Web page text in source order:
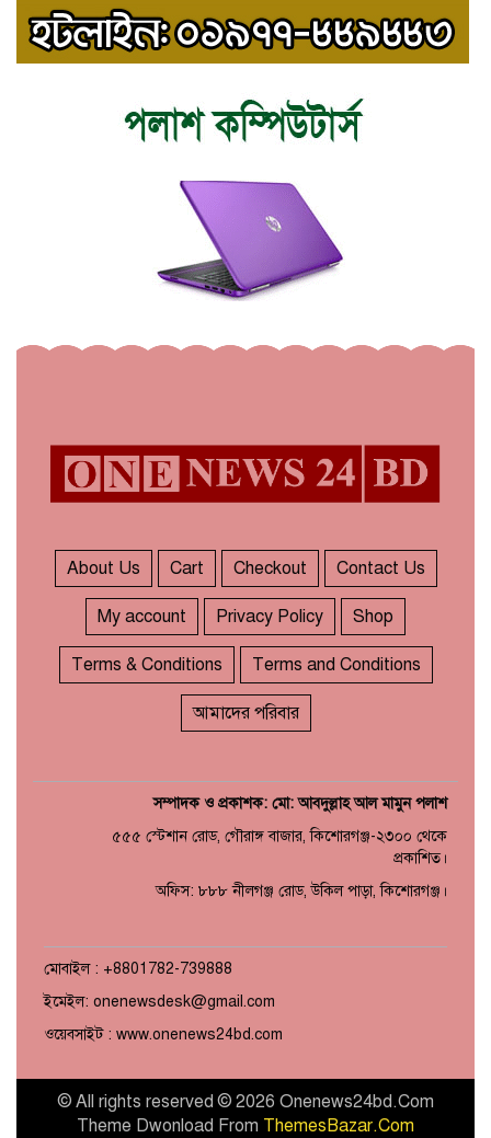
About Us Cart Checkout Contact Us
My account Privacy Policy Shop
Terms & Conditions Terms and Conditions
আমাদের পরিবার
সম্পাদক ও প্রকাশক: মো: আবদুল্লাহ আল মামুন পলাশ
৫৫৫ স্টেশান রোড, গৌরাঙ্গ বাজার, কিশোরগঞ্জ-২৩০০ থেকে
প্রকাশিত।
অফিস: ৮৮৮ নীলগঞ্জ রোড, উকিল পাড়া, কিশোরগঞ্জ।
মোবাইল : +8801782-739888
ইমেইল: onenewsdesk@gmail.com
ওয়েবসাইট : www.onenews24bd.com
© All rights reserved © 2026 Onenews24bd.Com
Theme Dwonload From ThemesBazar.Com